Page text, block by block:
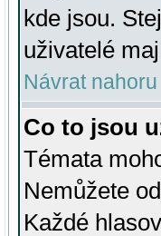
kde jsou.
uživatelé
Návrat nahoru
Co to jsou
Témata
Nemůžete
Každé